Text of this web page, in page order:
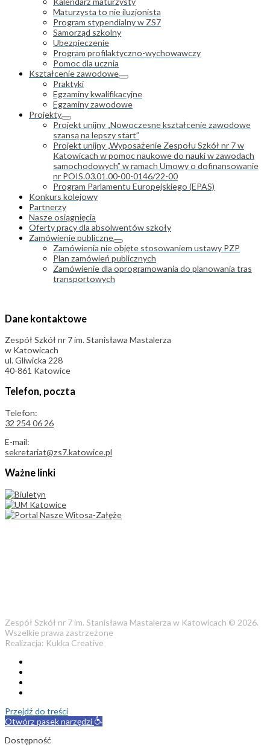
Maturzysta to nie iluzjonista
Program stypendialny w ZS7
Samorząd szkolny
Ubezpieczenie
Program profilaktyczno-wychowawczy
Pomoc dla ucznia
Kształcenie zawodowe
Praktyki
Egzaminy kwalifikacyjne
Egzaminy zawodowe
Projekty
Projekt unijny „Nowoczesne kształcenie zawodowe
szansą na lepszy start”
Projekt unijny „Wyposażenie Zespołu Szkół nr 7 w
Katowicach w pomoc naukowe do nauki w zawodach
samochodowych” w ramach Umowy o dofinansowanie
nr POIS.03.01.00-00-0146/22-00
Program Parlamentu Europejskiego (EPAS)
Konkurs kolejowy
Partnerzy
Nasze osiągnięcia
Oferty pracy dla absolwentów szkoły
Zamówienie publiczne
Zamówienia nie objęte stosowaniem ustawy PZP
Plan zamówień publicznych
Zamówienie dla oprogramowania do planowania tras
transportowych
Dane kontaktowe
Zespół Szkół nr 7 im. Stanisława Mastalerza
w Katowicach
ul. Gliwicka 228
40-861 Katowice
Telefon, poczta
Telefon:
32 254 06 26
E-mail:
sekretariat@zs7.katowice.pl
Ważne linki
Zespół Szkół nr 7 im. Stanisława Mastalerza w Katowicach © 2026.
Wszelkie prawa zastrzeżone
Realizacja: Kukka Creative
Przejdź do treści
Otwórz pasek narzędzi
Dostępność